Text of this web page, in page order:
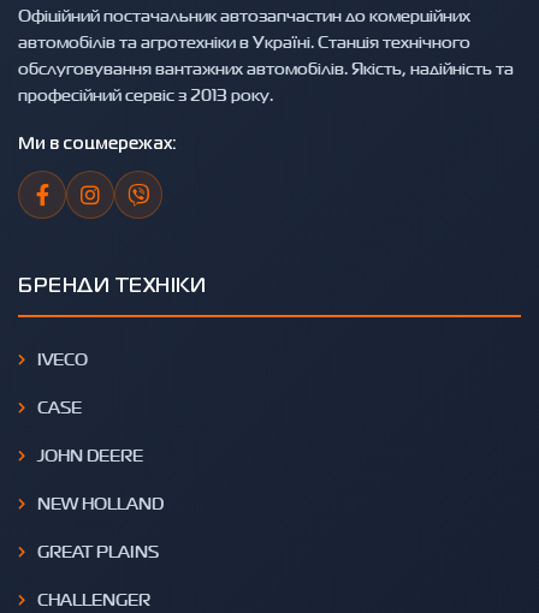
Офіційний постачальник автозапчастин до комерційних
автомобілів та агротехніки в Україні. Станція технічного
обслуговування вантажних автомобілів. Якість, надійність та
професійний сервіс з 2013 року.
Ми в соцмережах:
БРЕНДИ ТЕХНІКИ
IVECO
CASE
JOHN DEERE
NEW HOLLAND
GREAT PLAINS
CHALLENGER